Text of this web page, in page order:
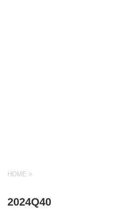
HOME >
2024Q40